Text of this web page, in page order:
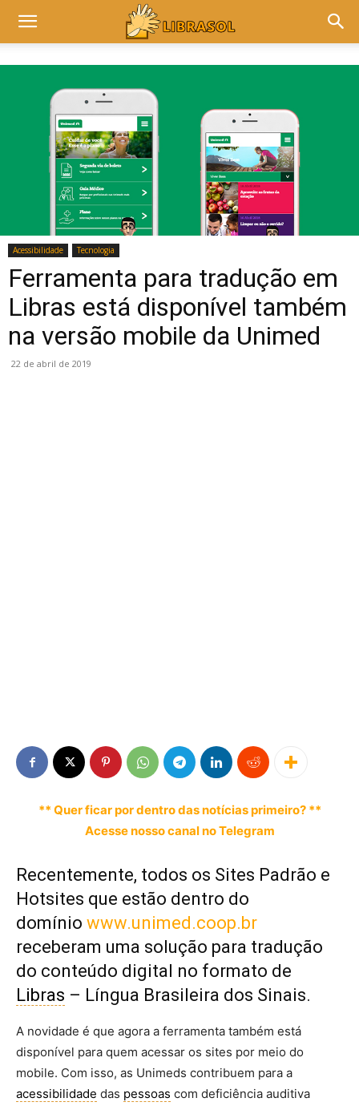
Acessibilidade Tecnologia
Ferramenta para tradução em
Libras está disponível também
na versão mobile da Unimed
22 de abril de 2019
** Quer ficar por dentro das notícias primeiro? **
Acesse nosso canal no Telegram
Recentemente, todos os Sites Padrão e
Hotsites que estão dentro do
domínio www.unimed.coop.br
receberam uma solução para tradução
do conteúdo digital no formato de
Libras – Língua Brasileira dos Sinais.
A novidade é que agora a ferramenta também está
disponível para quem acessar os sites por meio do
mobile. Com isso, as Unimeds contribuem para a
acessibilidade das pessoas com deficiência auditiva